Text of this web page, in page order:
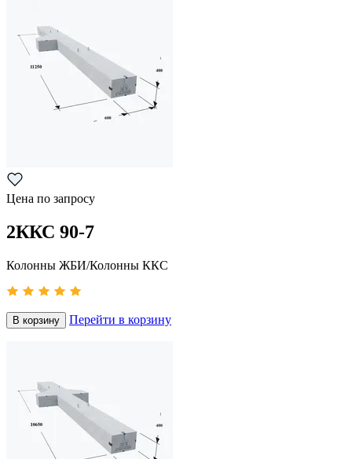
Цена по запросу
2ККС 90-7
Колонны ЖБИ/Колонны ККС
В корзину Перейти в корзину